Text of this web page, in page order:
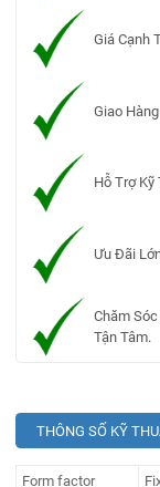
Giá Cạnh
Giao
Hỗ Trợ Kỹ
Ưu Đãi
Chăm
Tận Tâm.
THÔNG SỐ KỸ
Form factor